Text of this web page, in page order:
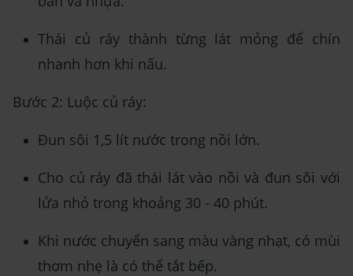
Thái củ ráy thành từng lát mỏng để chín
nhanh hơn khi nấu.
Bước 2: Luộc củ ráy:
Đun sôi 1,5 lít nước trong nồi lớn.
Cho củ ráy đã thái lát vào nồi và đun sôi với
lửa nhỏ trong khoảng 30 - 40 phút.
Khi nước chuyển sang màu vàng nhạt, có mùi
thơm nhẹ là có thể tắt bếp.